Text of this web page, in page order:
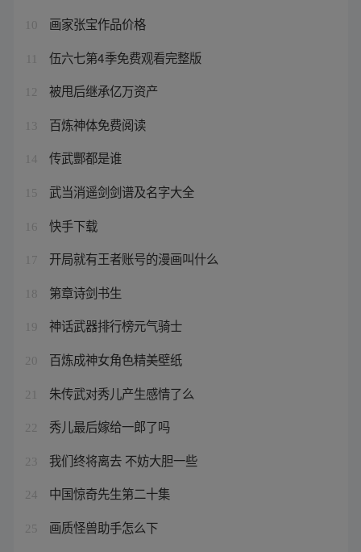
10 画家张宝作品价格
伍六七第4季免费观看完整版
12 被甩后继承亿万资产
13 百炼神体免费阅读
14 传武酆都是谁
15 武当消遥剑剑谱及名字大全
16 快手下载
17 开局就有王者账号的漫画叫什么
18 第章诗剑书生
19 神话武器排行榜元气骑士
20 百炼成神女角色精美壁纸
21 朱传武对秀儿产生感情了么
22 秀儿最后嫁给一郎了吗
23 我们终将离去 不妨大胆一些
24 中国惊奇先生第二十集
25
画质怪兽助手怎么下